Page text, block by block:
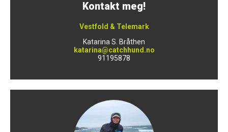
Kontakt meg!
Vestfold & Telemark
Katarina S. Bråthen
katarina@catchhund.no
91195878